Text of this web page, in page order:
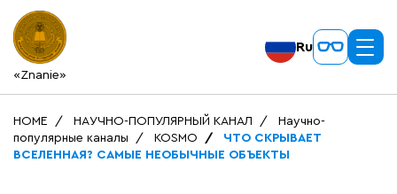
«Znanie»
Ru
HOME НАУЧНО-ПОПУЛЯРНЫЙ КАНАЛ
Научно-
популярные каналы
KOSMO
ЧТО СКРЫВАЕТ
ВСЕЛЕННАЯ? САМЫЕ НЕОБЫЧНЫЕ ОБЪЕКТЫ